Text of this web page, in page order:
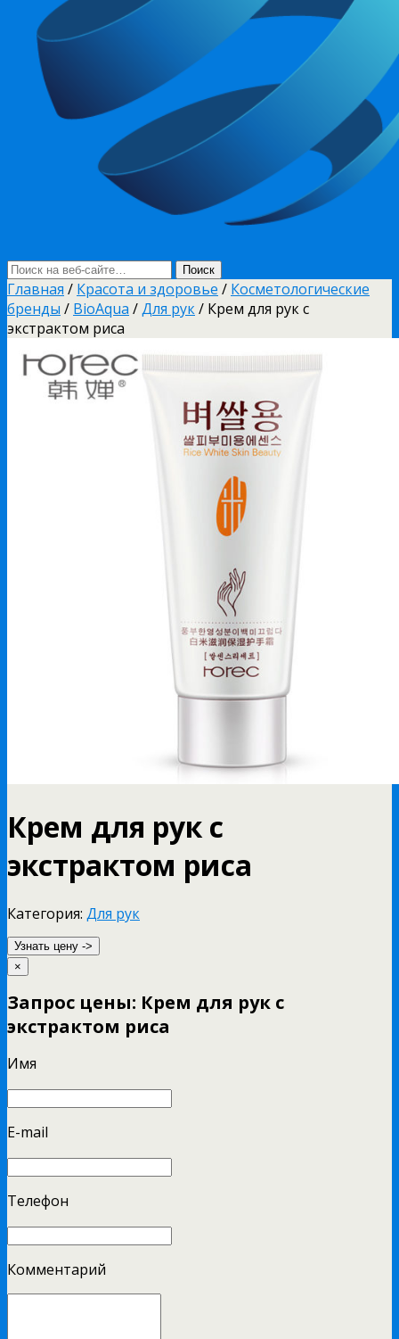
Главная / Красота и здоровье / Косметологические
бренды / BioAqua /Для рук/ Крем для рук с
экстрактом риса
Крем для рук с
экстрактом риса
Категория: Для рук
Узнать цену ->
×
Запрос цены: Крем для рук с
экстрактом риса
Имя
E-mail
Телефон
Комментарий